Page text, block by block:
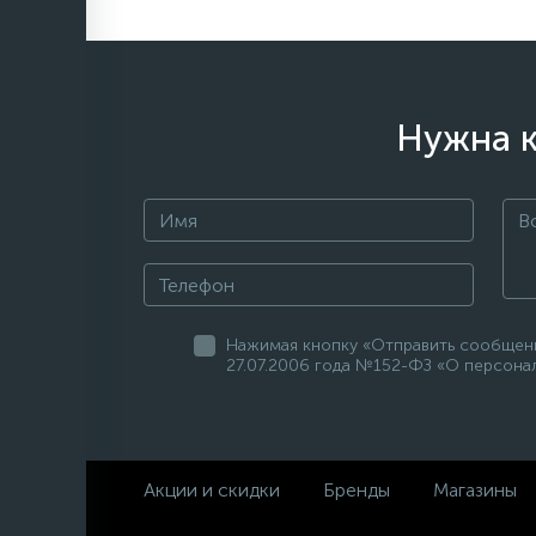
Нужна
Нажимая кнопку «Отправить
27.07.2006 года №152-ФЗ «О
Акции и скидки Бренды Магазины